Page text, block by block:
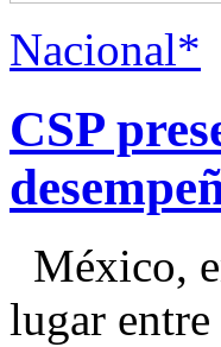
Nacional*
CSP
México,
lugar